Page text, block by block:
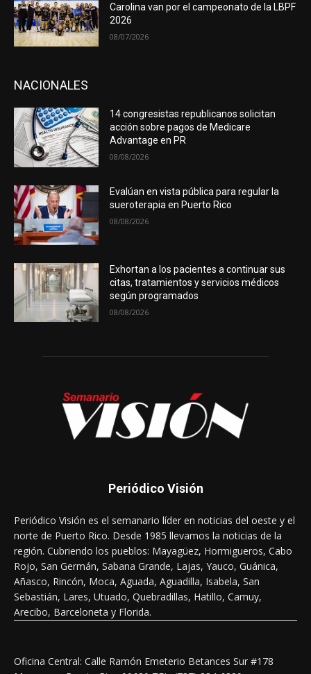
Carolina van por el campeonato de la LBPF
2026
08/07/2026
NACIONALES
14 congresistas republicanos solicitan
acción sobre pagos de Medicare
Advantage en PR
08/08/2026
Evalúan en vista pública para regular la
sueroterapia en Puerto Rico
08/08/2026
Exhortan a los pacientes a continuar sus
citas, tratamientos y servicios médicos
según programados
08/08/2026
Periódico Visión
Periódico Visión es el semanario líder en noticias del oeste y el
norte de Puerto Rico. Desde 1985 llevamos la noticias de la
región. Cubriendo los pueblos: Mayagüez, Hormigueros, Cabo
Rojo, San Germán, Sabana Grande, Lajas, Yauco, Guánica,
Añasco, Rincón, Moca, Aguada, Aguadilla, Isabela, San
Sebastián, Lares, Utuado, Quebradillas, Hatillo, Camuy,
Arecibo, Barceloneta y Florida.
Oficina Central: Calle Ramón Emeterio Betances Sur #178